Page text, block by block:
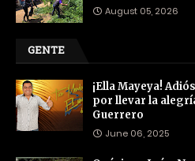
August 05, 2026
GENTE
¡Ella Mayeya!
por llevar la
Guerrero
June 06, 2025